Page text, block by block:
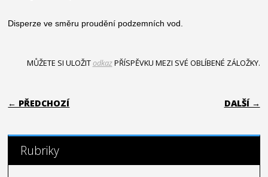
Disperze ve směru proudění podzemních vod.
MŮŽETE SI ULOŽITodkazPŘÍSPĚVKU MEZI SVÉ OBLÍBENÉ ZÁLOŽKY.
NAVIGACE PRO PŘÍSPĚVKY
← PŘEDCHOZÍ DALŠÍ →
Rubriky